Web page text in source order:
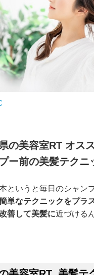
の美容室RT オス
ー前の美髪テクニ
というと毎日のシャン
単なテクニックをプラ
善して美髪に近づける